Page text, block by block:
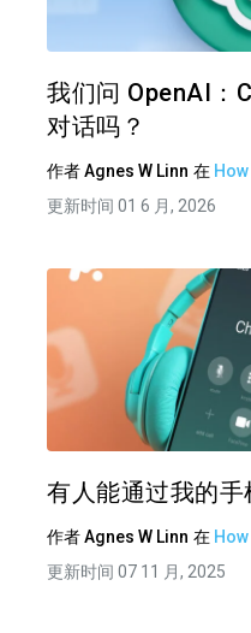
我们问 OpenAI：
对话吗？
作者Agnes W Linn 在 How
更新时间 01 6 月, 2026
有人能通过我的
作者Agnes W Linn 在 How
更新时间 07 11 月, 2025